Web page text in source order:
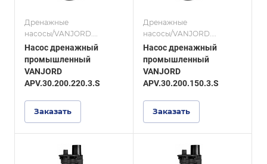
Дренажные
насосы/VANJORD.
Дренажные насосы из
нержавеющей стали со
взмучивающим
механизмом, серия
Насос дренажный
промышленный
VANJORD
APV.30.200.220.3.S
Заказать
Дренажные
насосы/VANJORD.
Дренажные насосы из
нержавеющей стали со
взмучивающим
механизмом, серия
Насос дренажный
промышленный
VANJORD
APV.30.200.150.3.S
Заказать